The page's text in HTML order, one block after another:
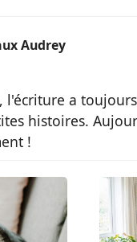
Audrey
l'écriture a
histoires.
!